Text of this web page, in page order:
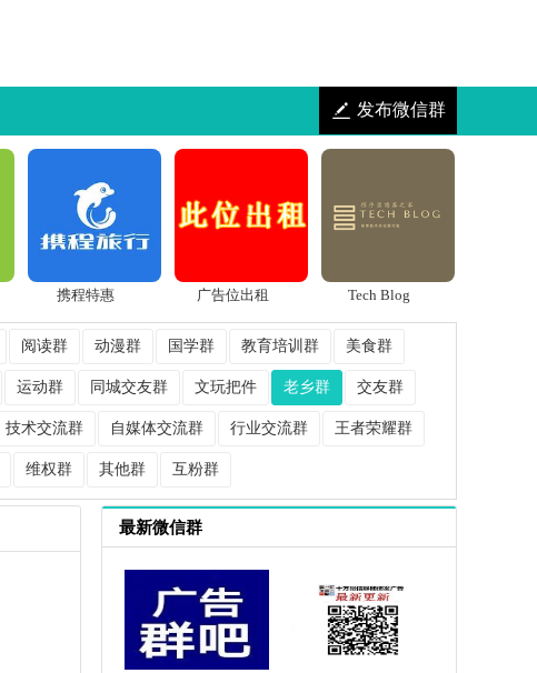
发布微信群
携程特惠 广告位出租 Tech Blog
阅读群 动漫群 国学群 教育培训群 美食群
运动群 同城交友群 文玩把件 老乡群 交友群
技术交流群 自媒体交流群 行业交流群 王者荣耀群
维权群 其他群 互粉群
最新微信群